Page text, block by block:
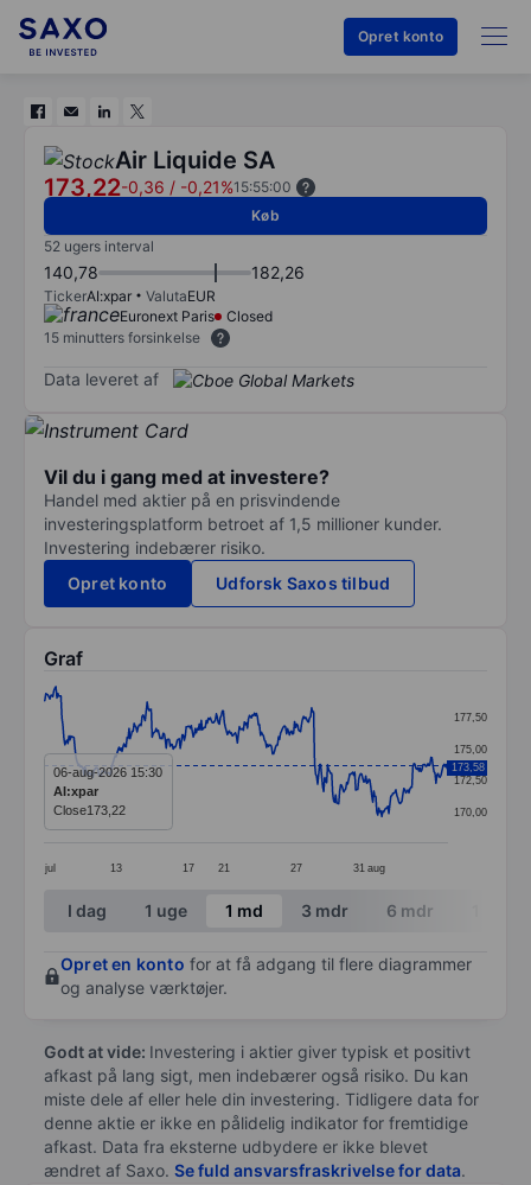
Opret konto
Air Liquide SA
173,22-0,36 / -0,21%15:55:00
Køb
52 ugers interval
140,78 182,26
TickerAI:xpar ValutaEUR
Euronext Paris
Closed
15 minutters forsinkelse
Data leveret af
Vil du i gang med at investere?
Handel med aktier på en prisvindende
investeringsplatform betroet af 1,5 millioner kunder.
Investering indebærer risiko.
Opret konto
Udforsk Saxos tilbud
Graf
Line chart with 404 data points.
The chart has 1 X axis displaying categories.
The chart has 1 Y axis displaying values. Data
jul 13 17 21 27 31 aug
170,00
172,50
175,00
177,50
173,58
06-aug-2026 15:30
AI:xpar
Close173,22
End of interactive chart.
I dag 1 uge 1 md 3 mdr 6 mdr
Opret en konto for at få adgang til flere diagrammer
og analyse værktøjer.
Godt at vide: Investering i aktier giver typisk et positivt
afkast på lang sigt, men indebærer også risiko. Du kan
miste dele af eller hele din investering. Tidligere data for
denne aktie er ikke en pålidelig indikator for fremtidige
afkast. Data fra eksterne udbydere er ikke blevet
ændret af Saxo. Se fuld ansvarsfraskrivelse for data.